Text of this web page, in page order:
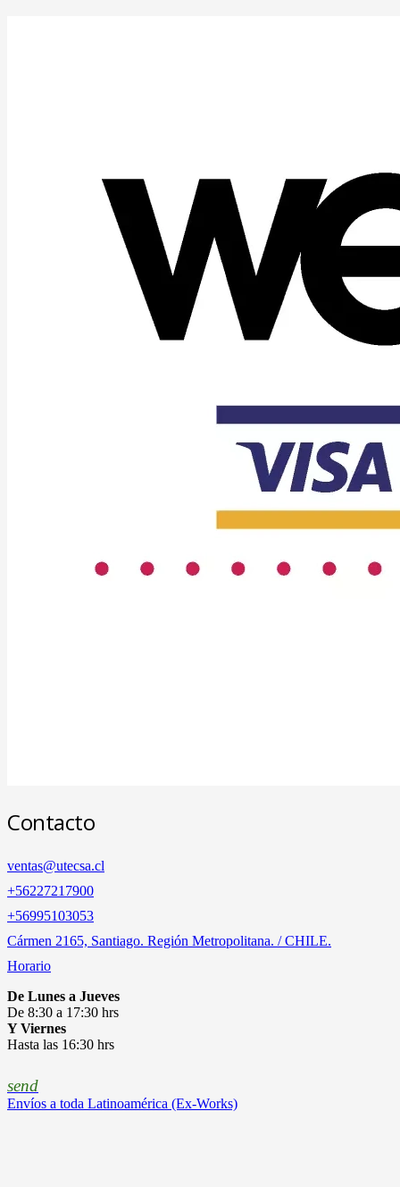
Contacto
ventas@utecsa.cl
+56227217900
‎+56995103053
Cármen 2165, Santiago. Región Metropolitana. / CHILE.
Horario
De Lunes a Jueves
De 8:30 a 17:30 hrs
Y Viernes
Hasta las 16:30 hrs
send
Envíos a toda Latinoamérica (Ex-Works)